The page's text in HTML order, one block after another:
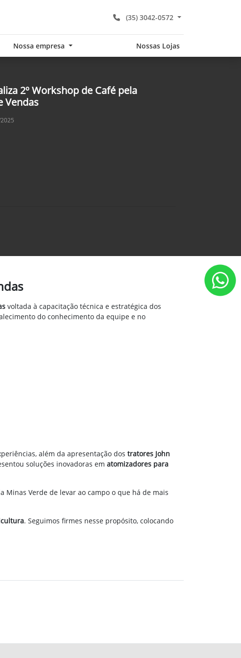
(35) 3042-0572
Nossa empresa Nossas Lojas
2º Workshop de Café pela
Vendas
voltada à capacitação técnica e estratégica dos
do conhecimento da equipe e no
além da apresentação dos tratores John
soluções inovadoras em atomizadores para
Minas Verde de levar ao campo o que há de mais
. Seguimos firmes nesse propósito, colocando